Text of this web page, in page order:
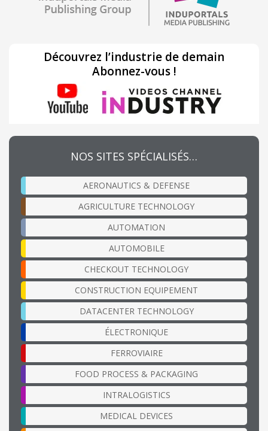
Découvrez l’industrie de demain
Abonnez-vous !
NOS SITES SPÉCIALISÉS…
AERONAUTICS & DEFENSE
AGRICULTURE TECHNOLOGY
AUTOMATION
AUTOMOBILE
CHECKOUT TECHNOLOGY
CONSTRUCTION EQUIPEMENT
DATACENTER TECHNOLOGY
ÉLECTRONIQUE
FERROVIAIRE
FOOD PROCESS & PACKAGING
INTRALOGISTICS
MEDICAL DEVICES